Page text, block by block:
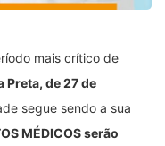
mais crítico de
Preta, de 27 de
segue sendo a sua
MÉDICOS serão